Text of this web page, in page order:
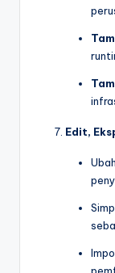
Edit,